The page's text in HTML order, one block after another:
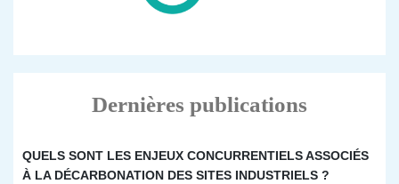
Dernières publications
QUELS SONT LES ENJEUX CONCURRENTIELS ASSOCIÉS
À LA DÉCARBONATION DES SITES INDUSTRIELS ?